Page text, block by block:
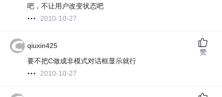
吧，不让用户改变状态吧
2010-10-27
qiuxin425
要不把C做成非模式对话框显示就行
2010-10-27
赞